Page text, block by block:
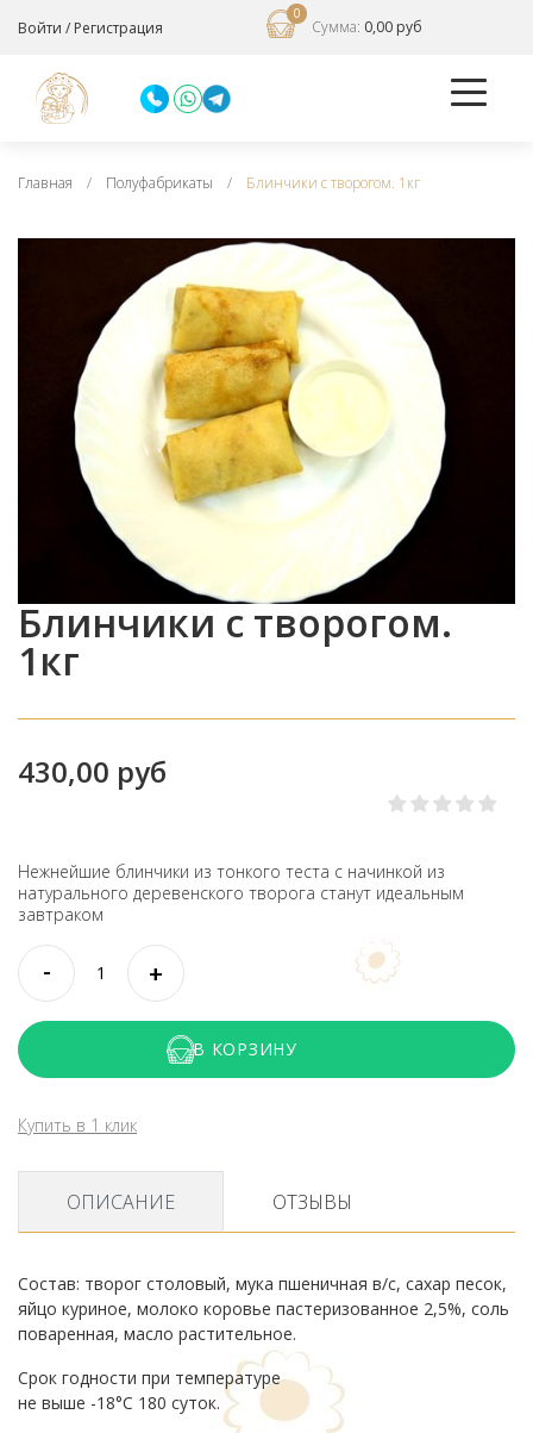
Войти / Регистрация
0
Сумма: 0,00 руб
Главная Полуфабрикаты Блинчики с творогом. 1кг
Блинчики с творогом.
1кг
430,00 руб
Нежнейшие блинчики из тонкого теста с начинкой из
натурального деревенского творога станут идеальным
завтраком
В КОРЗИНУ
Купить в 1 клик
ОПИСАНИЕ ОТЗЫВЫ
Состав: творог столовый, мука пшеничная в/с, сахар песок,
яйцо куриное, молоко коровье пастеризованное 2,5%, соль
поваренная, масло растительное.
Срок годности при температуре
не выше -18°С 180 суток.